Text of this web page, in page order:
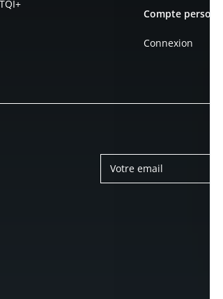
Compte
Connexion